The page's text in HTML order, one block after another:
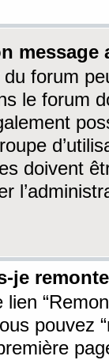
message
du forum
le forum
doivent
je
lien
pouvez